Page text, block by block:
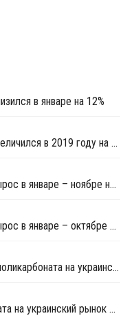
в январе на 12%
Украинский импорт ПК-гранулята увеличился в 2019 году на 9%
Украинский импорт ПК-гранулята вырос в январе – ноябре на 8%
Украинский импорт ПК-гранулята вырос в январе – октябре на 13%
По итогам 2015 года потребление поликарбоната на украинском рынке сократилось на 31%
За январь-июль импорт поликарбоната на украинский рынок сократился на 36%